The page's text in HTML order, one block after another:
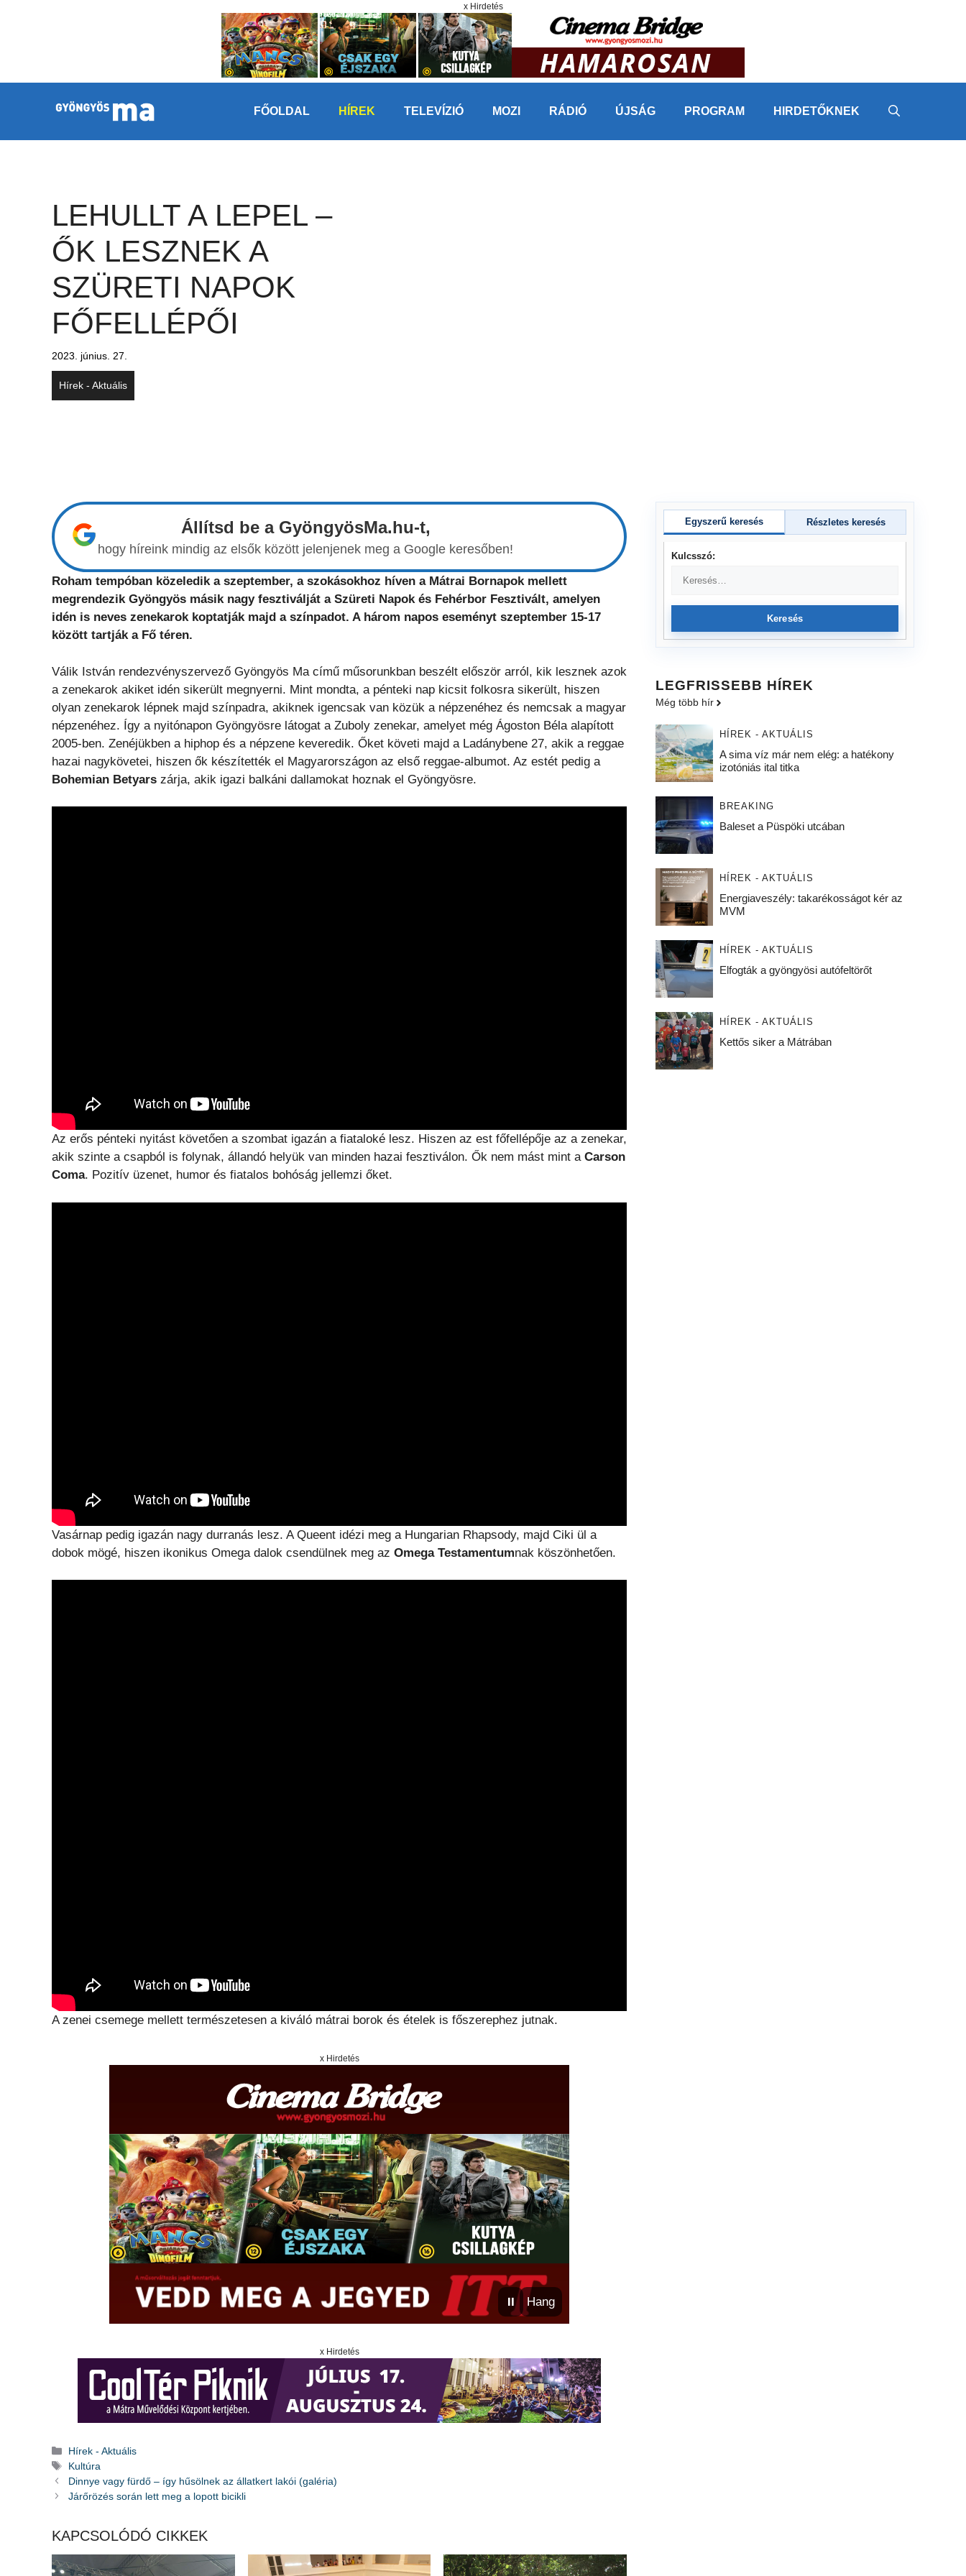
x Hirdetés
FŐOLDAL HÍREK TELEVÍZIÓ MOZI RÁDIÓ ÚJSÁG PROGRAM HIRDETŐKNEK
LEHULLT A LEPEL –
ŐK LESZNEK A
SZÜRETI NAPOK
FŐFELLÉPŐI
2023. június. 27.
Hírek - Aktuális
Állítsd be a GyöngyösMa.hu-t,
hogy híreink mindig az elsők között jelenjenek meg a Google keresőben!
Roham tempóban közeledik a szeptember, a szokásokhoz híven a Mátrai Bornapok mellett
megrendezik Gyöngyös másik nagy fesztiválját a Szüreti Napok és Fehérbor Fesztivált, amelyen
idén is neves zenekarok koptatják majd a színpadot. A három napos eseményt szeptember 15-17
között tartják a Fő téren.
Válik István rendezvényszervező Gyöngyös Ma című műsorunkban beszélt először arról, kik lesznek azok
a zenekarok akiket idén sikerült megnyerni. Mint mondta, a pénteki nap kicsit folkosra sikerült, hiszen
olyan zenekarok lépnek majd színpadra, akiknek igencsak van közük a népzenéhez és nemcsak a magyar
népzenéhez. Így a nyitónapon Gyöngyösre látogat a Zuboly zenekar, amelyet még Ágoston Béla alapított
2005-ben. Zenéjükben a hiphop és a népzene keveredik. Őket követi majd a Ladánybene 27, akik a reggae
hazai nagykövetei, hiszen ők készítették el Magyarországon az első reggae-albumot. Az estét pedig a
Bohemian Betyars zárja, akik igazi balkáni dallamokat hoznak el Gyöngyösre.
Az erős pénteki nyitást követően a szombat igazán a fiataloké lesz. Hiszen az est főfellépője az a zenekar,
akik szinte a csapból is folynak, állandó helyük van minden hazai fesztiválon. Ők nem mást mint a Carson
Coma. Pozitív üzenet, humor és fiatalos bohóság jellemzi őket.
Vasárnap pedig igazán nagy durranás lesz. A Queent idézi meg a Hungarian Rhapsody, majd Ciki ül a
dobok mögé, hiszen ikonikus Omega dalok csendülnek meg az Omega Testamentumnak köszönhetően.
A zenei csemege mellett természetesen a kiváló mátrai borok és ételek is főszerephez jutnak.
x Hirdetés
⏸ Hang
x Hirdetés
Kategória
Hírek - Aktuális
Címkék
Kultúra
Dinnye vagy fürdő – így hűsölnek az állatkert lakói (galéria)
Járőrözés során lett meg a lopott bicikli
KAPCSOLÓDÓ CIKKEK
Egyszerű keresés Részletes keresés
Kulcsszó:
Keresés
LEGFRISSEBB HÍREK
Még több hír
HÍREK - AKTUÁLIS
A sima víz már nem elég: a hatékony
izotóniás ital titka
BREAKING
Baleset a Püspöki utcában
HÍREK - AKTUÁLIS
Energiaveszély: takarékosságot kér az
MVM
HÍREK - AKTUÁLIS
Elfogták a gyöngyösi autófeltörőt
HÍREK - AKTUÁLIS
Kettős siker a Mátrában